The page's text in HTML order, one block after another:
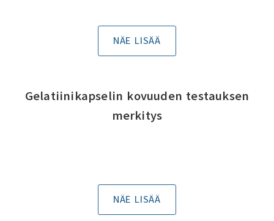
NÄE LISÄÄ
Gelatiinikapselin kovuuden testauksen
merkitys
NÄE LISÄÄ